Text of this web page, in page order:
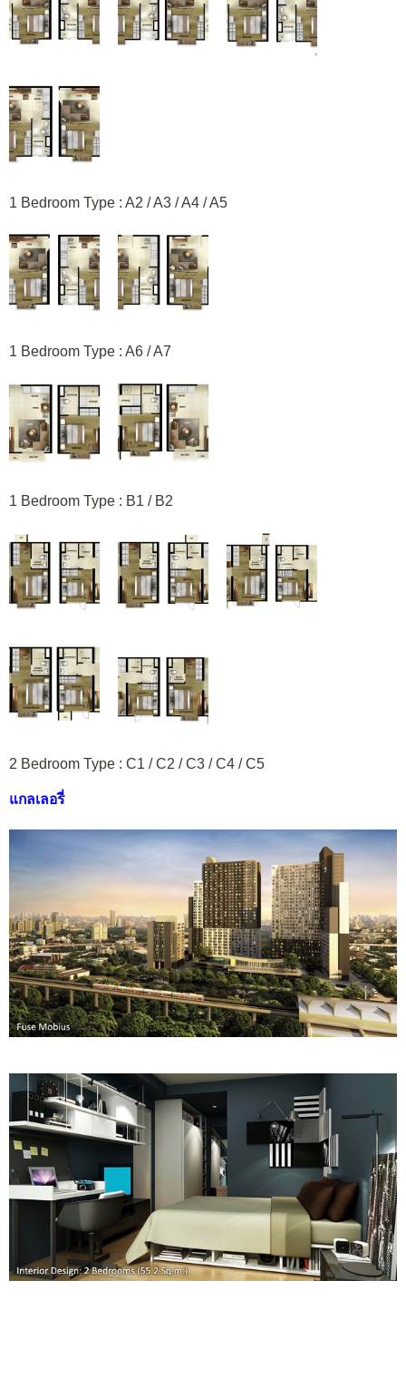
1 Bedroom Type : A2 / A3 / A4 / A5
1 Bedroom Type : A6 / A7
1 Bedroom Type : B1 / B2
2 Bedroom Type : C1 / C2 / C3 / C4 / C5
แกลเลอรี่